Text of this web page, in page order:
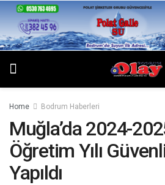
Home Bodrum Haberleri
Muğla’da 2024-
Öğretim Yılı
Yapıldı